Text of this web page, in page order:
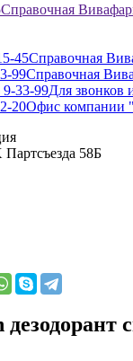
Справочная
45Справочная
99Справочная
9-33-99Для звонков
20Офис компании
58Б
дезодорант